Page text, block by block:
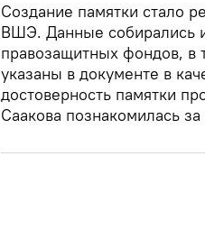
Создание памятки стало
ВШЭ. Данные собирались
правозащитных фондов, в
указаны в документе в
достоверность памятки
Саакова познакомилась